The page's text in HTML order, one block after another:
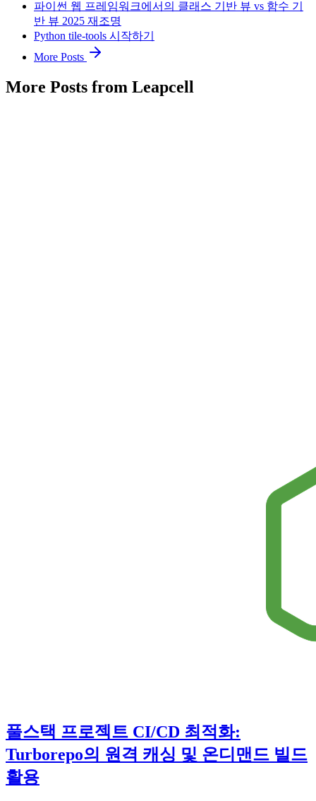
파이썬 웹 프레임워크에서의 클래스 기반 뷰 vs 함수 기
반 뷰 2025 재조명
Python tile-tools 시작하기
More Posts
More Posts from Leapcell
풀스택 프로젝트 CI/CD 최적화:
Turborepo의 원격 캐싱 및 온디맨드 빌드
활용